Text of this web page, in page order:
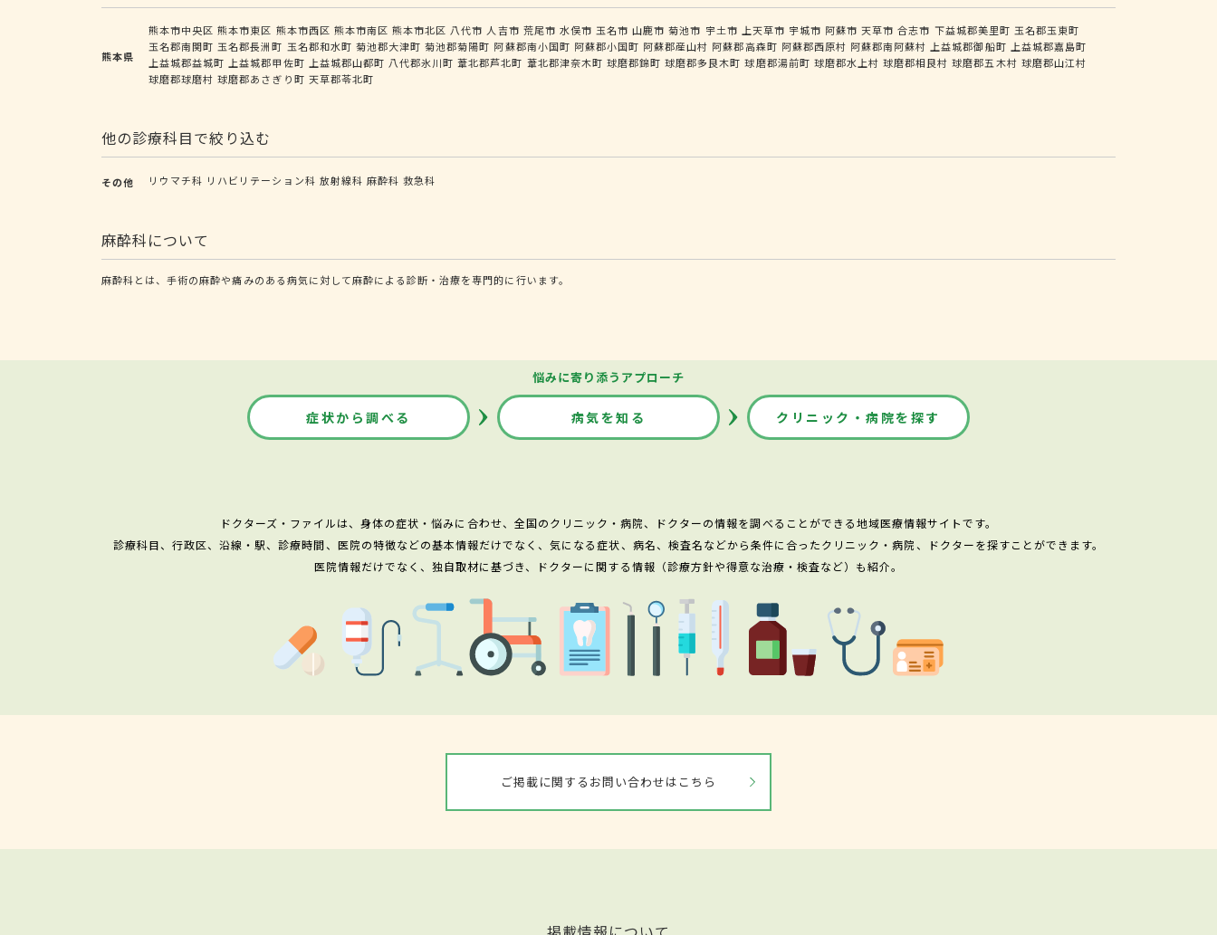
熊本県
熊本市中央区 熊本市東区 熊本市西区 熊本市南区 熊本市北区 八代市 人吉市 荒尾市 水俣市 玉名市 山鹿市 菊池市 宇土市 上天草市 宇城市 阿蘇市 天草市 合志市 下益城郡美里町 玉名郡玉東町
玉名郡南関町 玉名郡長洲町 玉名郡和水町 菊池郡大津町 菊池郡菊陽町 阿蘇郡南小国町 阿蘇郡小国町 阿蘇郡産山村 阿蘇郡高森町 阿蘇郡西原村 阿蘇郡南阿蘇村 上益城郡御船町 上益城郡嘉島町
上益城郡益城町 上益城郡甲佐町 上益城郡山都町 八代郡氷川町 葦北郡芦北町 葦北郡津奈木町 球磨郡錦町 球磨郡多良木町 球磨郡湯前町 球磨郡水上村 球磨郡相良村 球磨郡五木村 球磨郡山江村
球磨郡球磨村 球磨郡あさぎり町 天草郡苓北町
他の診療科目で絞り込む
その他 リウマチ科 リハビリテーション科 放射線科 麻酔科 救急科
麻酔科について
麻酔科とは、手術の麻酔や痛みのある病気に対して麻酔による診断・治療を専門的に行います。
悩みに寄り添うアプローチ
症状から調べる 病気を知る クリニック・病院を探す
ドクターズ・ファイルは、身体の症状・悩みに合わせ、全国のクリニック・病院、ドクターの情報を調べることができる地域医療情報サイトです。
診療科目、行政区、沿線・駅、診療時間、医院の特徴などの基本情報だけでなく、気になる症状、病名、検査名などから条件に合ったクリニック・病院、ドクターを探すことができます。
医院情報だけでなく、独自取材に基づき、ドクターに関する情報（診療方針や得意な治療・検査など）も紹介。
ご掲載に関するお問い合わせはこちら